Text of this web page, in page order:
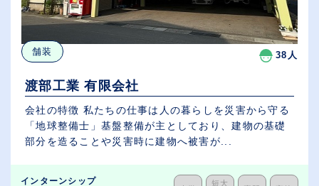
舗装 38人
渡部工業 有限会社
会社の特徴 私たちの仕事は人の暮らしを災害から守る
「地球整備士」基盤整備が主としており、建物の基礎
部分を造ることや災害時に建物へ被害が...
インターンシップ 短大